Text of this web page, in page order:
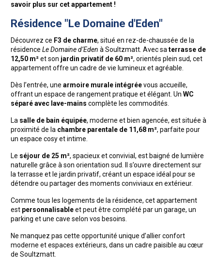
savoir plus sur cet appartement !
Résidence "Le Domaine d'Eden"
Découvrez ce F3 de charme, situé en rez-de-chaussée de la
résidence Le Domaine d’Eden à Soultzmatt. Avec sa terrasse de
12,50 m²et son jardin privatif de 60 m², orientés plein sud, cet
appartement offre un cadre de vie lumineux et agréable.
Dès l’entrée, une armoire murale intégréevous accueille,
offrant un espace de rangement pratique et élégant. Un WC
séparé avec lave-mains complète les commodités.
La salle de bain équipée, moderne et bien agencée, est située à
proximité de la chambre parentale de 11,68 m², parfaite pour
un espace cosy et intime.
Le séjour de 25 m², spacieux et convivial, est baigné de lumière
naturelle grâce à son orientation sud. Il s’ouvre directement sur
la terrasse et le jardin privatif, créant un espace idéal pour se
détendre ou partager des moments conviviaux en extérieur.
Comme tous les logements de la résidence, cet appartement
est personnalisableet peut être complété par un garage, un
parking et une cave selon vos besoins.
Ne manquez pas cette opportunité unique d’allier confort
moderne et espaces extérieurs, dans un cadre paisible au cœur
de Soultzmatt.